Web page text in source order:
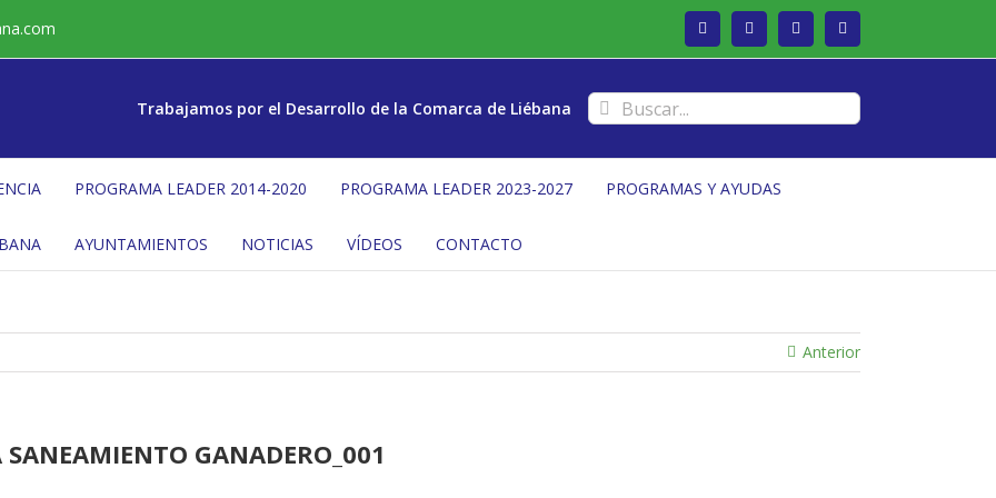
Facebook Twitter Instagram
Trabajamos por el Desarrollo de la Comarca de Liébana Buscar:
PROGRAMA LEADER 2014-2020 PROGRAMA LEADER 2023-2027 PROGRAMAS Y AYUDAS
AYUNTAMIENTOS NOTICIAS VÍDEOS CONTACTO
Anterior
GANADERO_001